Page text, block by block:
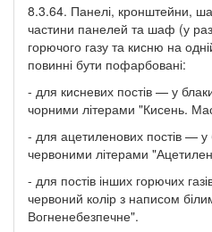
8.3.64. Панелі, кронштейни,
частини панелей та шаф (у
горючого газу та кисню на
повинні бути пофарбовані:
- для кисневих постів — у
чорними літерами "Кисень.
- для ацетиленових постів — у
червоними літерами
- для постів інших горючих
червоний колір з написом
Вогненебезпечне".